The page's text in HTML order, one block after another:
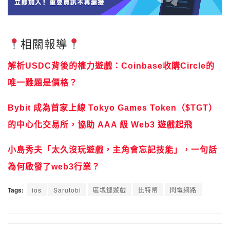
相關報導
解析USDC背後的權力遊戲：Coinbase收購Circle的
唯一難題是價格？
Bybit 成為首家上線 Tokyo Games Token（$TGT）
的中心化交易所，協助 AAA 級 Web3 遊戲起飛
小島秀夫「太久沒玩遊戲，主角會忘記技能」，一句話
為何啟發了web3行業？
Tags: ios Sarutobi 區塊鏈遊戲 比特幣 閃電網路